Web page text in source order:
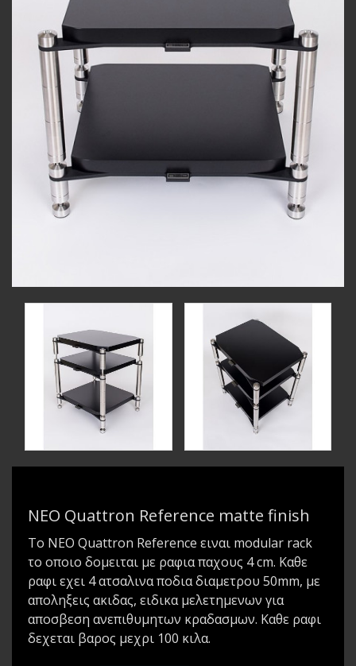
NEO Quattron Reference matte finish
Το NEO Quattron Reference ειναι modular rack
το οποιο δομειται με ραφια παχους 4 cm. Καθε
ραφι εχει 4 ατσαλινα ποδια διαμετρου 50mm, με
αποληξεις ακιδας, ειδικα μελετημενων για
αποσβεση ανεπιθυμητων κραδασμων. Καθε ραφι
δεχεται βαρος μεχρι 100 κιλα.